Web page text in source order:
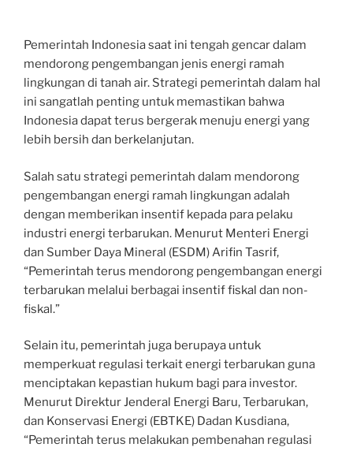
Pemerintah Indonesia saat ini tengah gencar dalam
mendorong pengembangan jenis energi ramah
lingkungan di tanah air. Strategi pemerintah dalam hal
ini sangatlah penting untuk memastikan bahwa
Indonesia dapat terus bergerak menuju energi yang
lebih bersih dan berkelanjutan.
Salah satu strategi pemerintah dalam mendorong
pengembangan energi ramah lingkungan adalah
dengan memberikan insentif kepada para pelaku
industri energi terbarukan. Menurut Menteri Energi
dan Sumber Daya Mineral (ESDM) Arifin Tasrif,
“Pemerintah terus mendorong pengembangan energi
terbarukan melalui berbagai insentif fiskal dan non-
fiskal.”
Selain itu, pemerintah juga berupaya untuk
memperkuat regulasi terkait energi terbarukan guna
menciptakan kepastian hukum bagi para investor.
Menurut Direktur Jenderal Energi Baru, Terbarukan,
dan Konservasi Energi (EBTKE) Dadan Kusdiana,
“Pemerintah terus melakukan pembenahan regulasi